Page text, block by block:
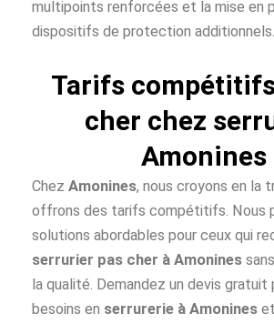
multipoints renforcées et la mise en
dispositifs de protection additionnels.
Tarifs
cher chez
Amonines
Chez Amonines, nous croyons en la
offrons des tarifs compétitifs. Nous
solutions abordables pour ceux qui
serrurier pas cher à Amonines
la qualité. Demandez un devis gratuit
besoins en serrurerie à Amonines